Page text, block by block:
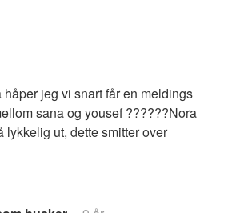
jeg vi snart får en meldings
sana og yousef ??????Nora
lykkelig ut, dette smitter over